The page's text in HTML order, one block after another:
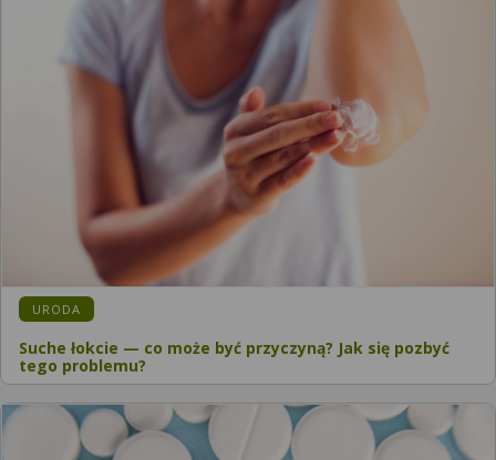
KATEGORIA:
URODA
Suche łokcie — co może być przyczyną? Jak się pozbyć
tego problemu?